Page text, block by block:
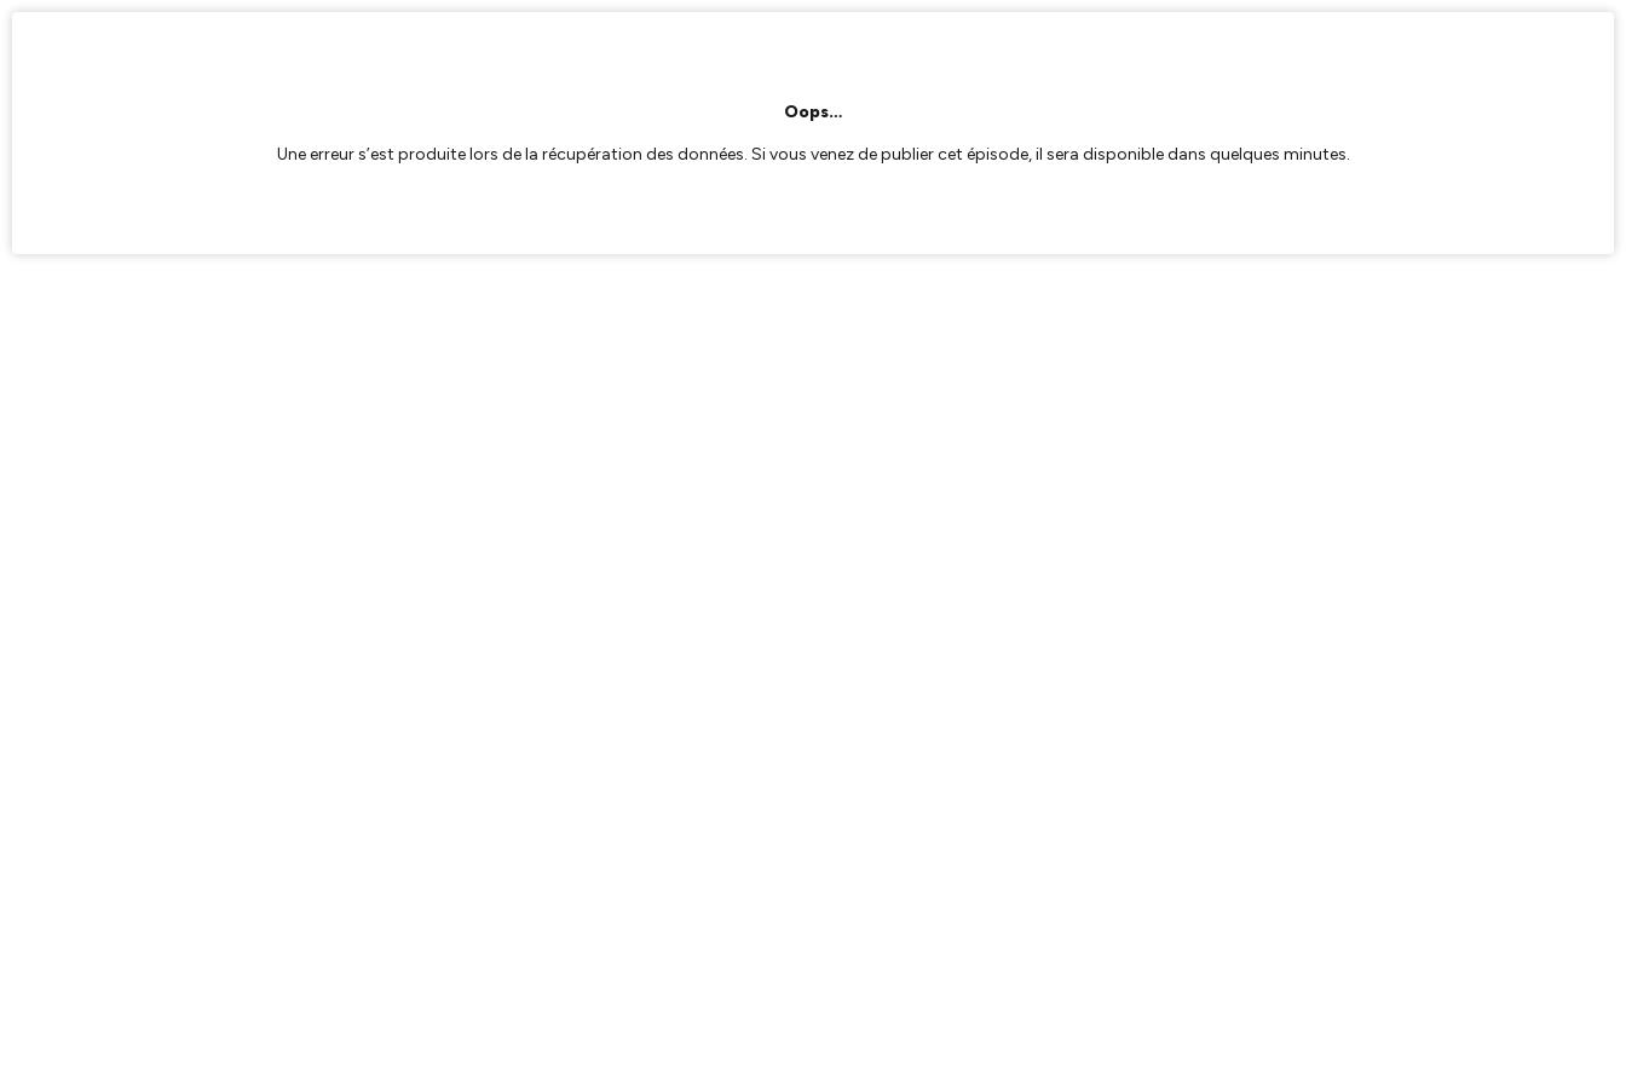
Oops…
Une erreur s’est produite lors de la récupération des données. Si vous venez de publier cet épisode, il sera disponible dans quelques minutes.